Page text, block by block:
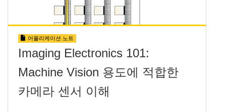
어플리케이션 노트
Imaging Electronics 101:
Machine Vision 용도에 적합한
카메라 센서 이해